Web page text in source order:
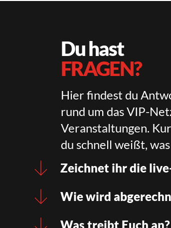
Du hast
FRAGEN?
Hier findest du
rund um das VIP-
Veranstaltungen.
du schnell weißt,
Zeichnet ihr die
Wie wird
Was treibt Euch an?